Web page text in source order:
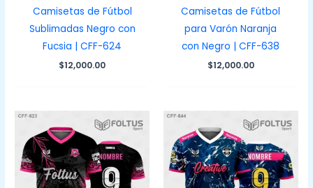
Camisetas de Fútbol
Sublimadas Negro con
Fucsia | CFF-624
$12,000.00
Camisetas de Fútbol
para Varón Naranja
con Negro | CFF-638
$12,000.00